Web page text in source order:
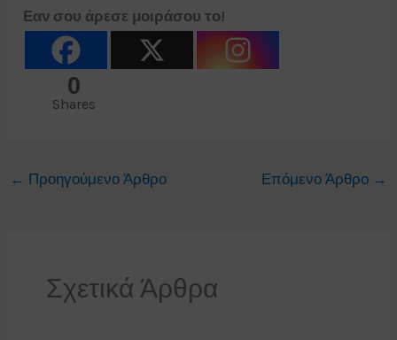
Εαν σου άρεσε μοιράσου το!
0
Shares
← Προηγούμενο Άρθρο Επόμενο Άρθρο →
Σχετικά Άρθρα